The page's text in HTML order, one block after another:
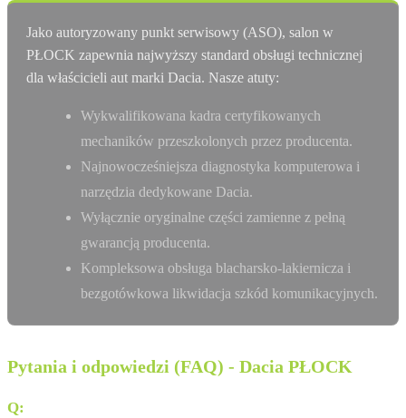
Jako autoryzowany punkt serwisowy (ASO), salon w
PŁOCK zapewnia najwyższy standard obsługi technicznej
dla właścicieli aut marki Dacia. Nasze atuty:
Wykwalifikowana kadra certyfikowanych
mechaników przeszkolonych przez producenta.
Najnowocześniejsza diagnostyka komputerowa i
narzędzia dedykowane Dacia.
Wyłącznie oryginalne części zamienne z pełną
gwarancją producenta.
Kompleksowa obsługa blacharsko-lakiernicza i
bezgotówkowa likwidacja szkód komunikacyjnych.
Pytania i odpowiedzi (FAQ) - Dacia PŁOCK
Q: